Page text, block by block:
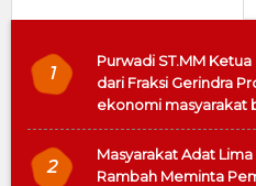
1
Purwadi ST.MM
dari Fraksi Gerindra
ekonomi masyarakat
2
Masyarakat Adat
Rambah Meminta